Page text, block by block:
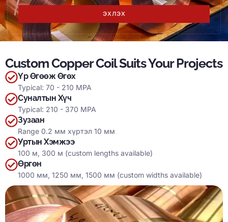
ЭХЛЭХ
Custom Copper Coil Suits Your Projects
Үр Өгөөж Өгөх
Typical: 70 - 210 MPA
Суналтын Хүч
Typical: 210 - 370 MPA
Зузаан
Range 0.2 мм хүртэл 10 мм
Уртын Хэмжээ
100 м, 300 м (custom lengths available)
Өргөн
1000 мм, 1250 мм, 1500 мм (custom widths available)